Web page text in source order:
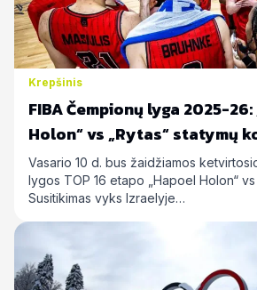
Krepšinis
FIBA Čempionų lyga 2025-
Holon“ vs „Rytas“ statymų
Vasario 10 d. bus žaidžiamos
lygos TOP 16 etapo „Hapoel Holon“ vs
Susitikimas vyks Izraelyje…